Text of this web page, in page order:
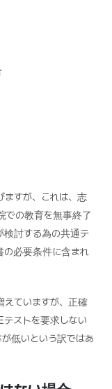
ますが、これは、志
での教育を無事終了
検討する為の共通テ
の必要条件に含まれ
えていますが、正確
テストを要求しない
低いという訳ではあ